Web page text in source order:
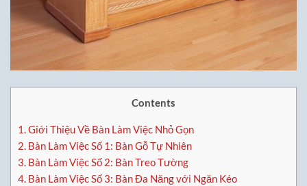
Contents
1.Giới Thiệu Về Bàn Làm Việc Nhỏ Gọn
2. Bàn Làm Việc Số 1: Bàn Gỗ Tự Nhiên
3. Bàn Làm Việc Số 2: Bàn Treo Tường
4. Bàn Làm Việc Số 3: Bàn Đa Năng với Ngăn Kéo